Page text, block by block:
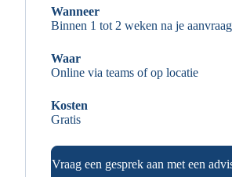
Wanneer
Binnen 1 tot 2 weken na je
Waar
Online via teams of op locatie
Kosten
Gratis
Vraag een gesprek aan met een